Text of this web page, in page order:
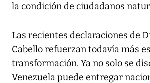
la condición de ciudadanos
Las recientes declaraciones de
Cabello refuerzan todavía más
transformación. Ya no solo se
Venezuela puede entregar